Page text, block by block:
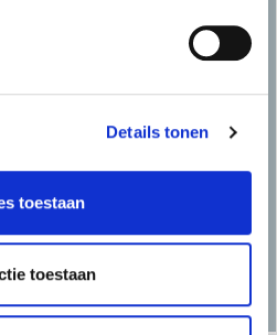
Details tonen
toestaan
toestaan